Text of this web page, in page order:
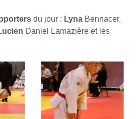
du jour : Lyna Bennacer,
Daniel Lamazière et les